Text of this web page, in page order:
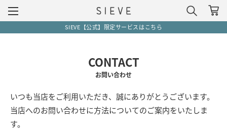
SIEVE【公式】限定サービスはこちら
CONTACT
お問い合わせ
いつも当店をご利用いただき、誠にありがとうございます。
当店へのお問い合わせに方法についてのご案内をいたしま
す。